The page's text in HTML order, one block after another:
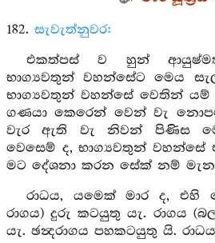
182. සැවැත්නුවර:
එකත්පස් ව හුන්
භාග්‍යවතුන් වහන්සේට මෙය
භාග්‍යවතුන් වහන්සේ වෙතින් යම්
ගණයා කෙරෙන් වෙන් වැ
වැර ඇති වැ නිවන් පිණිස
වෙසෙම් ද, භාග්‍යවතුන් වහන්සේ
මට දේශනා කරන සේක් නම්
රාධය, යමෙක් මාර ද, එහි
රාගය) දුරු කටයුතු යැ. රාගය
යැ. ඡන්‍දරාගය පහකටයුතු යි.